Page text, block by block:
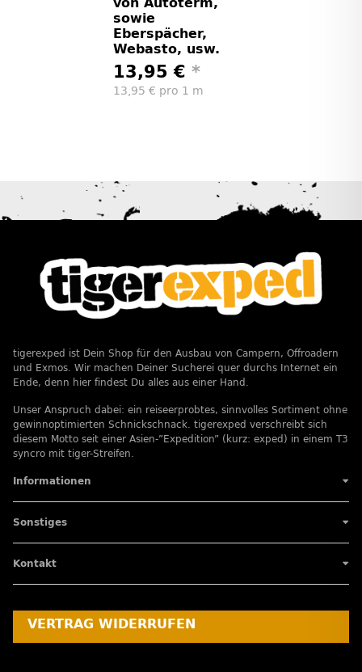
sowie
Eberspächer,
Webasto, usw.
13,95 € *
13,95 € pro 1 m
tigerexped ist Dein Shop für den Ausbau von Campern, Offroadern
und Exmos. Wir machen Deiner Sucherei quer durchs Internet ein
Ende, denn hier findest Du alles aus einer Hand.
Unser Anspruch dabei: ein reiseerprobtes, sinnvolles Sortiment ohne
gewinnoptimierten Schnickschnack. tigerexped verschreibt sich
diesem Motto seit einer Asien-”Expedition” (kurz: exped) in einem T3
syncro mit tiger-Streifen.
Informationen
Sonstiges
Kontakt
VERTRAG WIDERRUFEN